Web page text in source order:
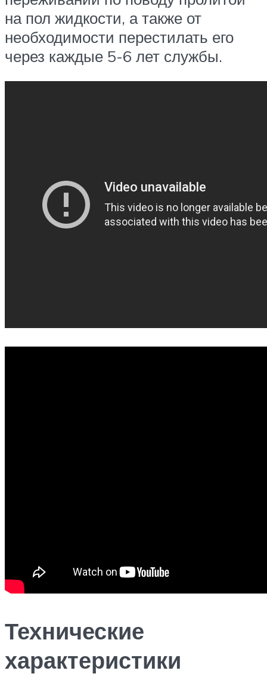
на пол жидкости, а также от
необходимости перестилать его
через каждые 5-6 лет службы.
Технические
характеристики